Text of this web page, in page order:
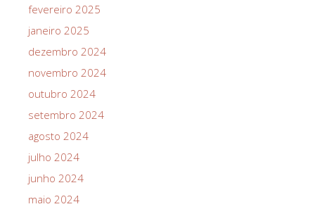
fevereiro 2025
janeiro 2025
dezembro 2024
novembro 2024
outubro 2024
setembro 2024
agosto 2024
julho 2024
junho 2024
maio 2024